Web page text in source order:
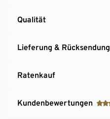
Qualität
Lieferung & Rücksendung
Ratenkauf
Kundenbewertungen